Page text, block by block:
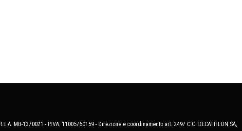
MB-1370021 - P.IVA. 11005760159 - Direzione e coordinamento art. 2497 C.C. DECATHLON SA,